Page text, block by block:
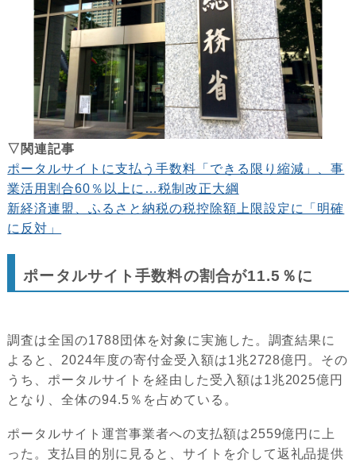
▽関連記事
ポータルサイトに支払う手数料「できる限り縮減」、事
業活用割合60％以上に…税制改正大綱
新経済連盟、ふるさと納税の税控除額上限設定に「明確
に反対」
ポータルサイト手数料の割合が11.5％に
調査は全国の1788団体を対象に実施した。調査結果に
よると、2024年度の寄付金受入額は1兆2728億円。その
うち、ポータルサイトを経由した受入額は1兆2025億円
となり、全体の94.5％を占めている。
ポータルサイト運営事業者への支払額は2559億円に上
った。支払目的別に見ると、サイトを介して返礼品提供